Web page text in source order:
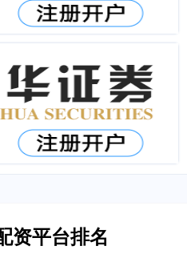
资平台排名